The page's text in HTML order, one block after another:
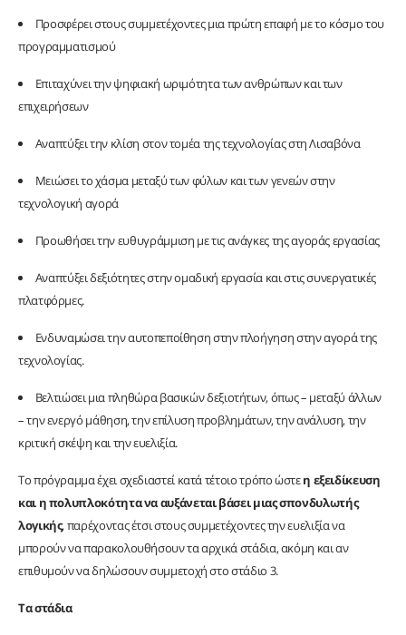
Προσφέρει στους συμμετέχοντες μια πρώτη επαφή με το κόσμο του
προγραμματισμού
Επιταχύνει την ψηφιακή ωριμότητα των ανθρώπων και των
επιχειρήσεων
Αναπτύξει την κλίση στον τομέα της τεχνολογίας στη Λισαβόνα
Μειώσει το χάσμα μεταξύ των φύλων και των γενεών στην
τεχνολογική αγορά
Προωθήσει την ευθυγράμμιση με τις ανάγκες της αγοράς εργασίας
Αναπτύξει δεξιότητες στην ομαδική εργασία και στις συνεργατικές
πλατφόρμες.
Ενδυναμώσει την αυτοπεποίθηση στην πλοήγηση στην αγορά της
τεχνολογίας.
Βελτιώσει μια πληθώρα βασικών δεξιοτήτων, όπως – μεταξύ άλλων
– την ενεργό μάθηση, την επίλυση προβλημάτων, την ανάλυση, την
κριτική σκέψη και την ευελιξία.
Το πρόγραμμα έχει σχεδιαστεί κατά τέτοιο τρόπο ώστεη εξειδίκευση
και η πολυπλοκότητα να αυξάνεται βάσει μιας σπονδυλωτής
λογικής, παρέχοντας έτσι στους συμμετέχοντες την ευελιξία να
μπορούν να παρακολουθήσουν τα αρχικά στάδια, ακόμη και αν
επιθυμούν να δηλώσουν συμμετοχή στο στάδιο 3.
Ταστάδια